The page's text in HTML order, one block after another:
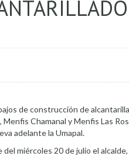
de construcción de
Menfis Chamanal y Menfis Las
adelante la Umapal.
del miércoles 20 de julio el